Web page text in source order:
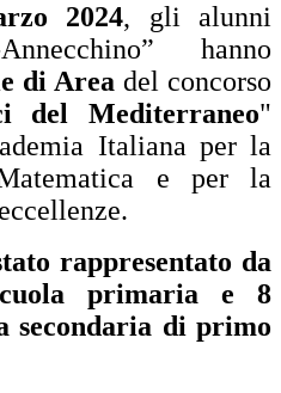
2024, gli alunni
hanno
di Area del concorso
del Mediterraneo"
Italiana per la
e per la
rappresentato da
primaria e 8
secondaria di primo